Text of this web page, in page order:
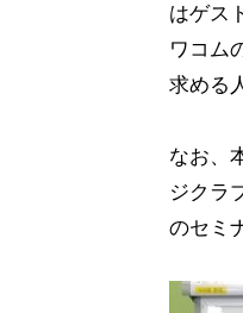
はゲス
ワコム
求める
なお、
ジクラ
のセミ